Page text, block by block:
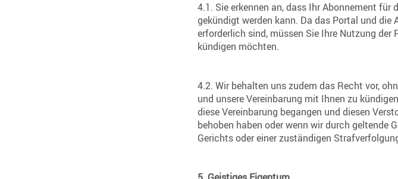
4.1. Sie erkennen an, dass Ihr Abonnement
gekündigt werden kann. Da das Portal und die
erforderlich sind, müssen Sie Ihre Nutzung der
kündigen möchten.
4.2. Wir behalten uns zudem das Recht vor,
und unsere Vereinbarung mit Ihnen zu
diese Vereinbarung begangen und diesen
behoben haben oder wenn wir durch geltende
Gerichts oder einer zuständigen